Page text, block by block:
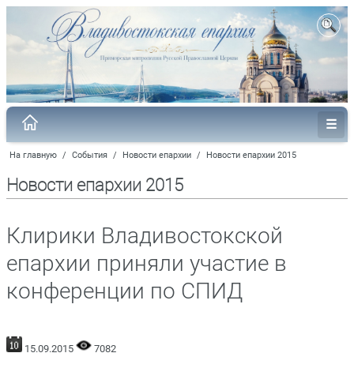
На главную / События / Новости епархии / Новости епархии 2015
Новости епархии 2015
Клирики Владивостокской
епархии приняли участие в
конференции по СПИД
15.09.2015 7082